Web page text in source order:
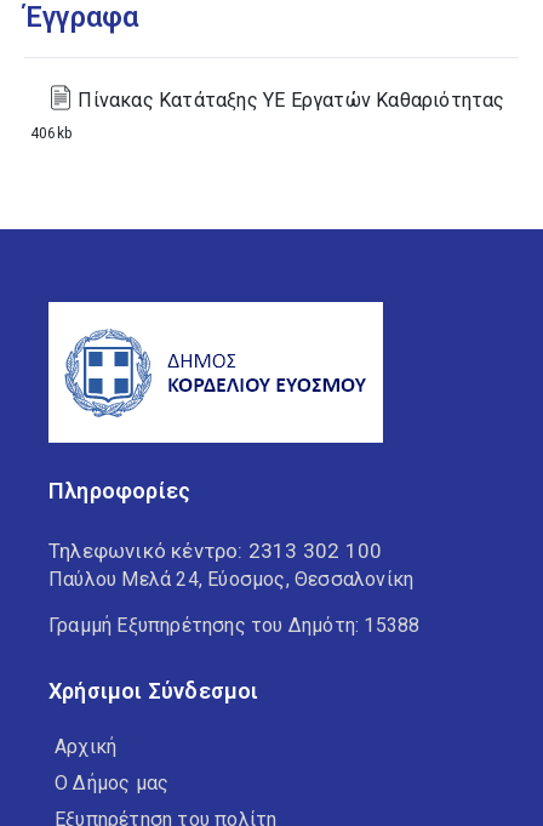
Έγγραφα
Πίνακας Κατάταξης ΥΕ Εργατών Καθαριότητας
406kb
Πληροφορίες
Τηλεφωνικό κέντρο: 2313 302 100
Παύλου Μελά 24, Εύοσμος, Θεσσαλονίκη
Γραμμή Εξυπηρέτησης του Δημότη: 15388
Χρήσιμοι Σύνδεσμοι
Αρχική
Ο Δήμος μας
Εξυπηρέτηση του πολίτη